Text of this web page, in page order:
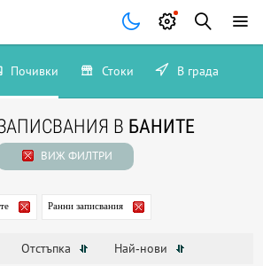
Почивки Стоки В града
В БАНИТЕ
ВИЖ ФИЛТРИ
Ранни записвания
Отстъпка Най-нови